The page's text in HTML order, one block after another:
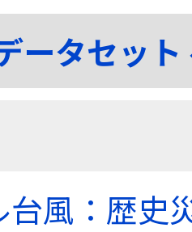
ータセッ
台風：歴史